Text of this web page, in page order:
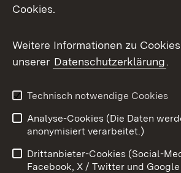
X / Twitter
Youtube
Impressum
Kontakt
Barrierefreiheit
Cookies.
Weitere Informationen zu
unserer Datenschutzerklärung.
Technisch notwendige Cookies
Analyse-Cookies (Die Daten
anonymisiert verarbeitet.)
Drittanbieter-Cookies (Social-
Facebook, X / Twitter und